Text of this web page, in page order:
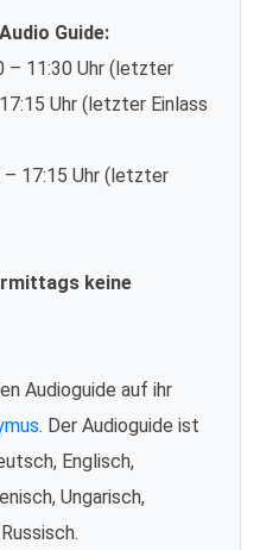
Guide:
– 11:30 Uhr (letzter
Uhr (letzter Einlass
– 17:15 Uhr (letzter
keine
Audioguide auf ihr
. Der Audioguide ist
Englisch,
Ungarisch,